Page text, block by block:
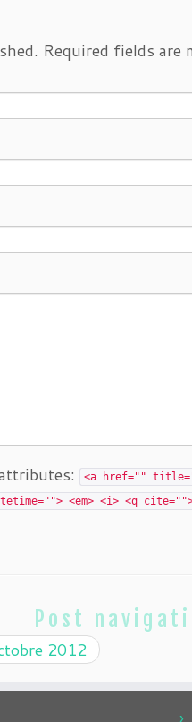
Required fields are
<a href=""
<em> <i> <q
Post
2012